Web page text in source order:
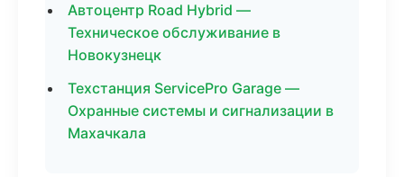
Автоцентр Road Hybrid —
Техническое обслуживание в
Новокузнецк
Техстанция ServicePro Garage —
Охранные системы и сигнализации в
Махачкала